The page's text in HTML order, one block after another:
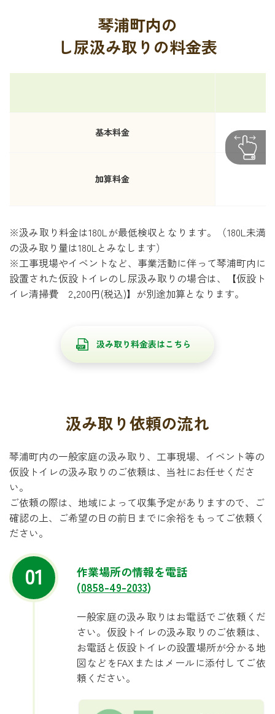
琴浦町内の
し尿汲み取りの料金表
基本料金
加算料金
※汲み取り料金は180Lが最低検収となります。（180L未満
の汲み取り量は180Lとみなします）
※工事現場やイベントなど、事業活動に伴って琴浦町内に
設置された仮設トイレのし尿汲み取りの場合は、【仮設ト
イレ清掃費 2,200円(税込)】が別途加算となります。
汲み取り料金表はこちら
汲み取り依頼の流れ
琴浦町内の一般家庭の汲み取り、工事現場、イベント等の
仮設トイレの汲み取りのご依頼は、当社にお任せくださ
い。
ご依頼の際は、地域によって収集予定がありますので、ご
確認の上、ご希望の日の前日までに余裕をもってご依頼く
ださい。
01
作業場所の情報を電話
(0858-49-2033)
一般家庭の汲み取りはお電話でご依頼くだ
さい。仮設トイレの汲み取りのご依頼は、
お電話と仮設トイレの設置場所が分かる地
図などをFAXまたはメールに添付してご依
頼ください。